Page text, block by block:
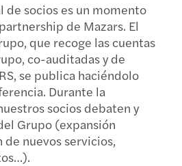
de socios es un momento
de Mazars. El
que recoge las cuentas
co-auditadas y de
se publica haciéndolo
Durante la
socios debaten y
Grupo (expansión
nuevos servicios,